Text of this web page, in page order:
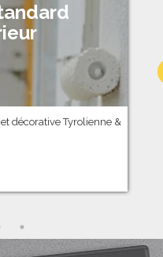
décorative Tyrolienne &